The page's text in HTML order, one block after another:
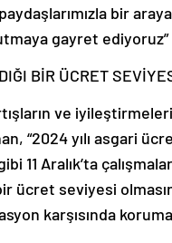
bir
gayret
BİR ÜCRET
ve
“2024 yılı asgari
11 Aralık’ta
ücret seviyesi
karşısında